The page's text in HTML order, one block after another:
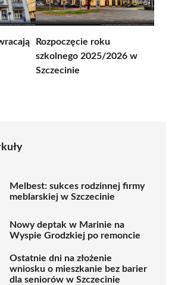
Rozpoczęcie roku
szkolnego 2025/2026 w
Szczecinie
Melbest: sukces rodzinnej firmy
meblarskiej w Szczecinie
Nowy deptak w Marinie na
Wyspie Grodzkiej po remoncie
Ostatnie dni na złożenie
wniosku o mieszkanie bez barier
dla seniorów w Szczecinie